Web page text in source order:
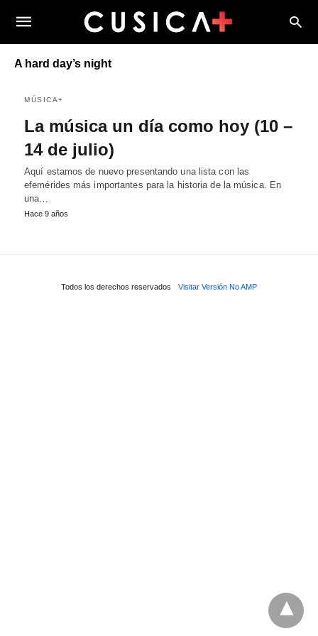
A hard day’s night
MÚSICA+
La música un día como hoy (10 –
14 de julio)
Aquí estamos de nuevo presentando una lista con las
efemérides más importantes para la historia de la música. En
una…
Hace 9 años
Todos los derechos reservados Visitar Versión No AMP